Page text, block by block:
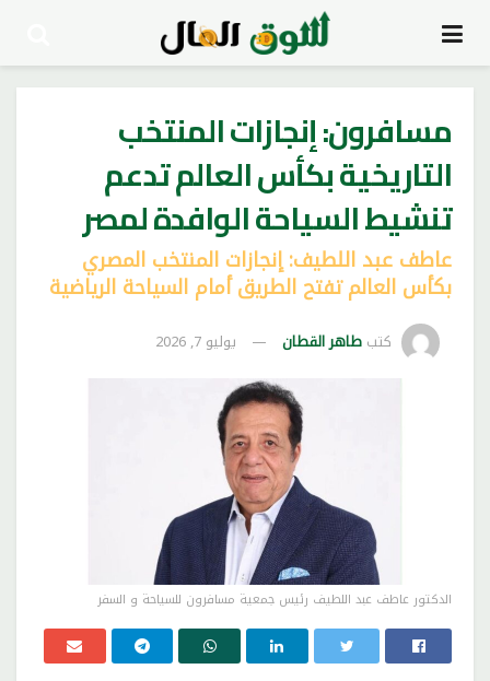
مسافرون: إنجازات المنتخب
التاريخية بكأس العالم تدعم
تنشيط السياحة الوافدة لمصر
عاطف عبد اللطيف: إنجازات المنتخب المصري
بكأس العالم تفتح الطريق أمام السياحة الرياضية
كتب طاهر القطان يوليو 7, 2026
الدكتور عاطف عبد اللطيف رئيس جمعية مسافرون للسياحة و السفر